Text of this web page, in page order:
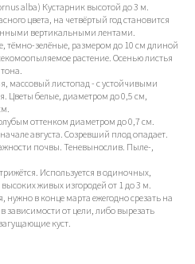
alba) Кустарник высотой до 3 м.
цвета, на четвёртый год становится
вертикальными лентами.
тёмно-зелёные, размером до 10 см длиной
растение. Осенью листья
массовый листопад - с устойчивыми
Цветы белые, диаметром до 0,5 см,
оттенком диаметром до 0,7 см.
августа. Созревший плод опадает.
почвы. Теневынослив. Пыле-,
Используется в одиночных,
живых изгородей от 1 до 3 м.
в конце марта ежегодно срезать на
зависимости от цели, либо вырезать
куст.